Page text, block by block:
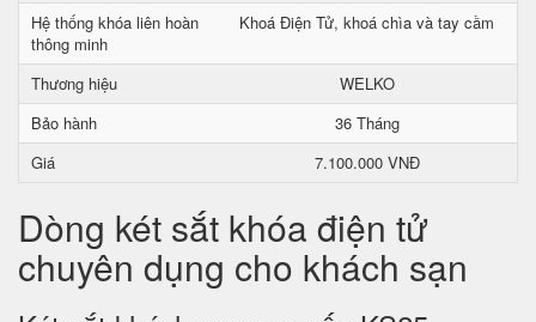
Hệ thống khóa liên hoàn
thông minh
Khoá Điện Tử, khoá chìa và tay cầm
Thương hiệu
WELKO
Bảo hành
36 Tháng
Giá
7.100.000 VNĐ
Dòng két sắt khóa điện tử
chuyên dụng cho khách sạn